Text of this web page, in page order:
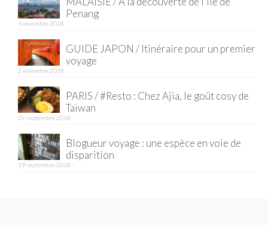
Savoie
Allemagne
Berlin
Munich
Danemark
Copenhague
Penang
4 novembre 2018
GUIDE JAPON / Itinéraire pour un premier
voyage
2 novembre 2018
PARIS / #Resto : Chez Ajia, le goût cosy de
Taïwan
26 septembre 2018
Blogueur voyage : une espèce en voie de
disparition
19 septembre 2018